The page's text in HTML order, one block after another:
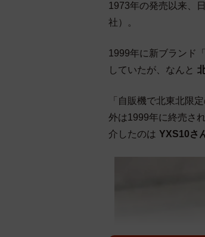
1973年の発売以来、
社）。
1999年に新ブランド
していたが、なんと
「自販機で北東北限
外は1999年に終売さ
介したのは YXS10さ